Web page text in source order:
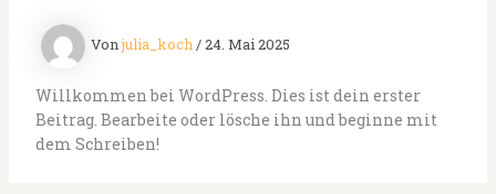
Vonjulia_koch/24. Mai 2025
Willkommen bei WordPress. Dies ist dein erster
Beitrag. Bearbeite oder lösche ihn und beginne mit
dem Schreiben!